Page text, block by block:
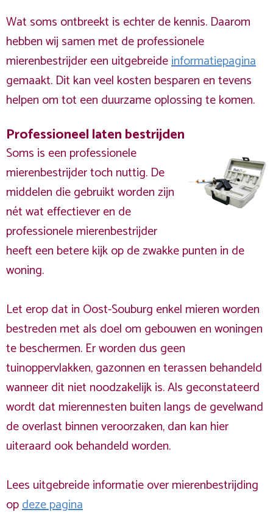
Wat soms ontbreekt is echter de kennis. Daarom
hebben wij samen met de professionele
mierenbestrijder een uitgebreideinformatiepagina
gemaakt. Dit kan veel kosten besparen en tevens
helpen om tot een duurzame oplossing te komen.
Professioneel laten bestrijden
Soms is een professionele
mierenbestrijder toch nuttig. De
middelen die gebruikt worden zijn
nét wat effectiever en de
professionele mierenbestrijder
heeft een betere kijk op de zwakke punten in de
woning.
Let erop dat in Oost-Souburg enkel mieren worden
bestreden met als doel om gebouwen en woningen
te beschermen. Er worden dus geen
tuinoppervlakken, gazonnen en terassen behandeld
wanneer dit niet noodzakelijk is. Als geconstateerd
wordt dat mierennesten buiten langs de gevelwand
de overlast binnen veroorzaken, dan kan hier
uiteraard ook behandeld worden.
Lees uitgebreide informatie over mierenbestrijding
opdeze pagina